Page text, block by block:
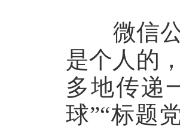
微信公
是个人的
多地传递
球”“标题